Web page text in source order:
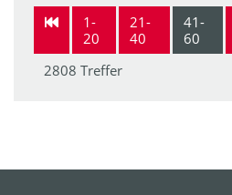
1-
20
21-
40
41-
60
2808 Treffer